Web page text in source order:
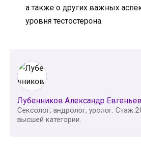
а также о других важных
уровня тестостерона.
Лубенников Александр
Сексолог, андролог, уролог. Стаж
высшей категории.